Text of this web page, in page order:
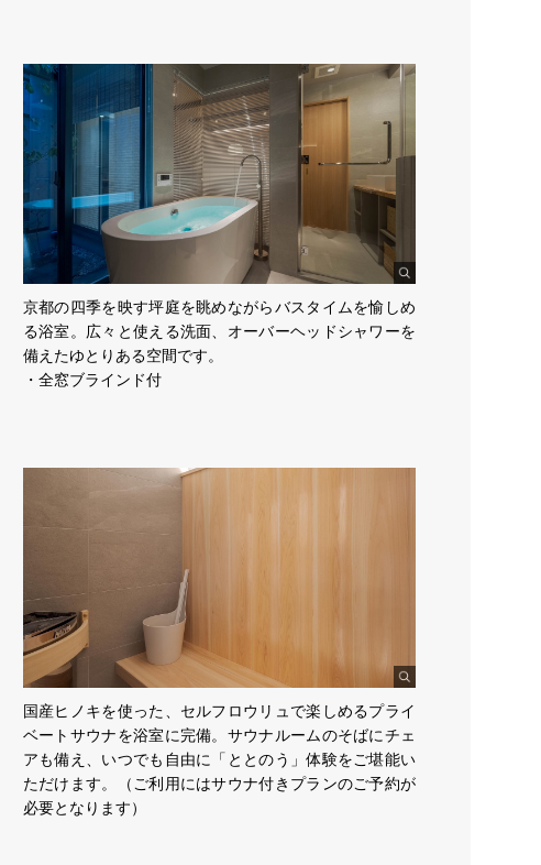
京都の四季を映す坪庭を眺めながらバスタイムを愉しめ
る浴室。広々と使える洗面、オーバーヘッドシャワーを
備えたゆとりある空間です。
・全窓ブラインド付
国産ヒノキを使った、セルフロウリュで楽しめるプライ
ベートサウナを浴室に完備。サウナルームのそばにチェ
アも備え、いつでも自由に「ととのう」体験をご堪能い
ただけます。（ご利用にはサウナ付きプランのご予約が
必要となります）